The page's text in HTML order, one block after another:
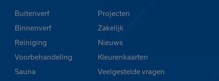
Buitenverf
Binnenverf
Reiniging
Voorbehandeling
Sauna
Projecten
Zakelijk
Nieuws
Kleurenkaarten
Veelgestelde vragen